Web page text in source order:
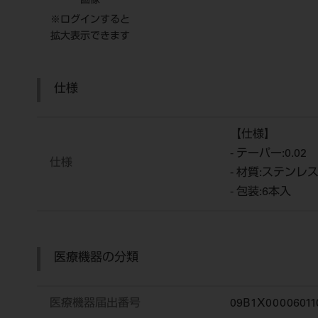
※ログインすると
拡大表示できます
仕様
仕様
【仕様】
- テーパー:0.02
- 材質:ステンレ
- 包装:6本入
医療機器の分類
医療機器届出番号